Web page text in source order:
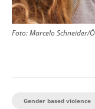
Foto:Marcelo Schneider/
Gender based violence